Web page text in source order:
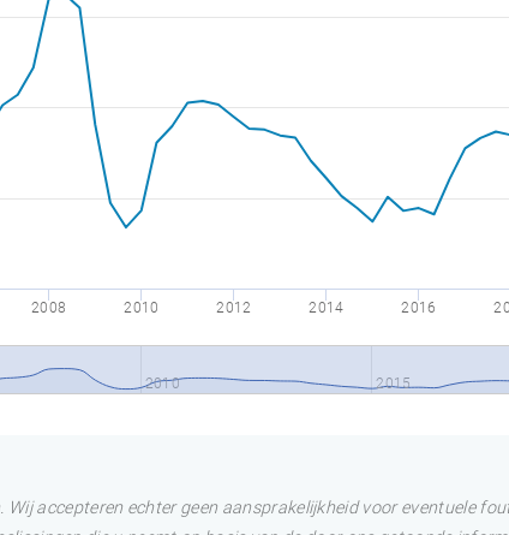
2008 2010 2012 2014 2016
2010 2015
accepteren echter geen aansprakelijkheid voor eventuele